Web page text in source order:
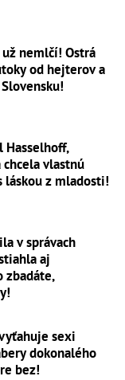
nemlčí! Ostrá
od hejterov a
Slovensku!
vlastnú
láskou z mladosti!
v správach
aj
zbadáte,
sexi
dokonalého
bez!